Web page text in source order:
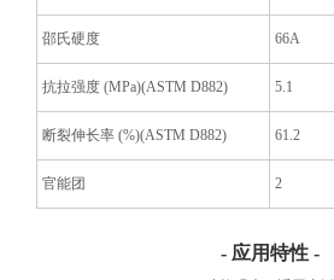
邵氏硬度 66A
抗拉强度 (MPa)(ASTM D882) 5.1
断裂伸长率 (%)(ASTM D882) 61.2
官能团 2
- 应用特性 -